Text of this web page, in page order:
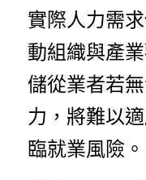
實際人力需
動組織與產
儲從業者若
力，將難以
臨就業風險。